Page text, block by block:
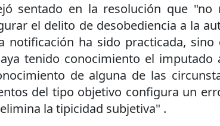
sentado en la resolución que "no
el delito de desobediencia a la
notificación ha sido practicada,
tenido conocimiento el imputado
de alguna de las
del tipo objetivo configura un
la tipicidad subjetiva" .